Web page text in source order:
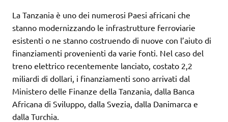
La Tanzania è uno dei numerosi Paesi africani che
stanno modernizzando le infrastrutture ferroviarie
esistenti o ne stanno costruendo di nuove con l’aiuto di
finanziamenti provenienti da varie fonti. Nel caso del
treno elettrico recentemente lanciato, costato 2,2
miliardi di dollari, i finanziamenti sono arrivati dal
Ministero delle Finanze della Tanzania, dalla Banca
Africana di Sviluppo, dalla Svezia, dalla Danimarca e
dalla Turchia.